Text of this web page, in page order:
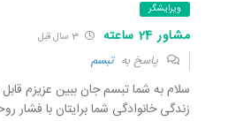
ویرایشگر
مشاور 24 ساعته 3 سال قبل
پاسخ بهتبسم
سلام به شما تبسم جان ببین عزیزم
زندگی خانوادگی شما برایتان با فشار